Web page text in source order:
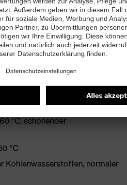
, Hitze-, Flammschutz)
°C, schonender
°C
Kohlenwasserstoffen, normaler